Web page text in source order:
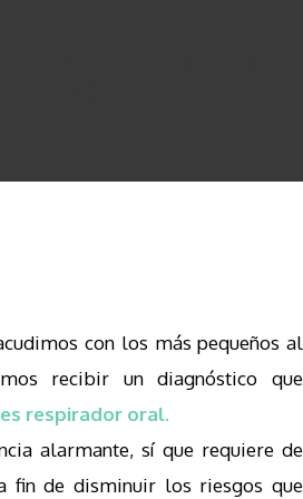
con los más pequeños al
recibir un diagnóstico que
es respirador oral.
alarmante, sí que requiere de
fin de disminuir los riesgos que